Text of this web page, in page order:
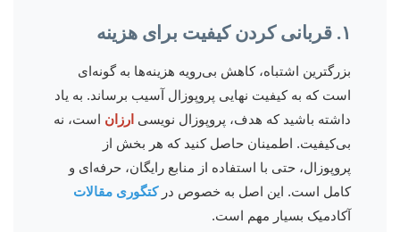
۱. قربانی کردن کیفیت برای هزینه
بزرگترین اشتباه، کاهش بی‌رویه هزینه‌ها به گونه‌ای
است که به کیفیت نهایی پروپوزال آسیب برساند. به یاد
داشته باشید که هدف، پروپوزال نویسی ارزان است، نه
بی‌کیفیت. اطمینان حاصل کنید که هر بخش از
پروپوزال، حتی با استفاده از منابع رایگان، حرفه‌ای و
کامل است. این اصل به خصوص درکتگوری مقالات
آکادمیک بسیار مهم است.